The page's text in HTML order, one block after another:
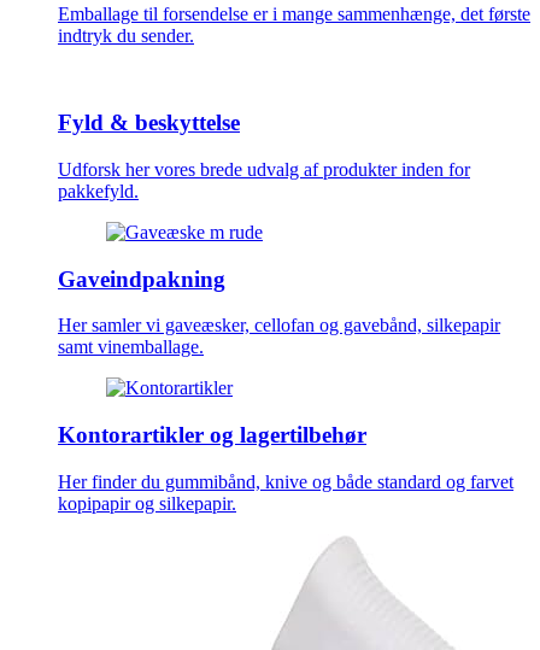
Emballage til forsendelse er i mange sammenhænge, det første
indtryk du sender.
Fyld & beskyttelse
Udforsk her vores brede udvalg af produkter inden for
pakkefyld.
Gaveindpakning
Her samler vi gaveæsker, cellofan og gavebånd, silkepapir
samt vinemballage.
Kontorartikler og lagertilbehør
Her finder du gummibånd, knive og både standard og farvet
kopipapir og silkepapir.